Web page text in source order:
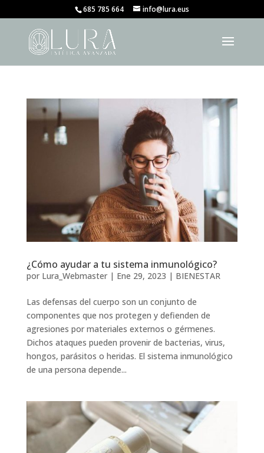
685 785 664 info@lura.eus
¿Cómo ayudar a tu sistema inmunológico?
por Lura_Webmaster| Ene 29, 2023 | BIENESTAR
Las defensas del cuerpo son un conjunto de
componentes que nos protegen y defienden de
agresiones por materiales externos o gérmenes.
Dichos ataques pueden provenir de bacterias, virus,
hongos, parásitos o heridas. El sistema inmunológico
de una persona depende...